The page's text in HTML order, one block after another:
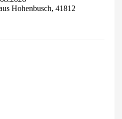
Hohenbusch, 41812